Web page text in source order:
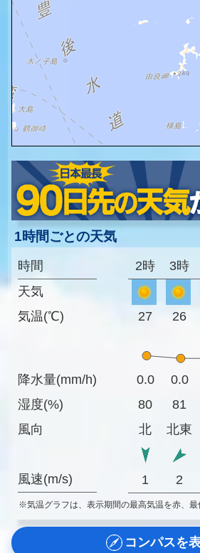
1時間ごとの天気
時間
天気
気温(℃)
降水量(mm/h)
湿度(%)
風向
風速(m/s)
2時 3時
27 26
0.0 0.0
80
81
北
北東
1 2
※気温グラフは、表示期間の最高気温を赤、最
コンパスを